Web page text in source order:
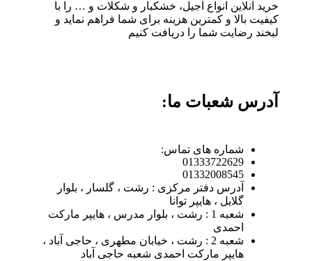
خرید آنلاین انواع آجیل، خشکبار و شکلات و … را با
کیفیت بالا و کمترین هزینه برای شما فراهم نماید و
لبخند رضایت شما را دریافت کنیم
آدرس شعبات ما:
شماره های تماس:
01333722629
01332008545
آدرس دفتر مرکزی : رشت ، گلسار ، بلوار
گلایل ، هایپر توانا
شعبه 1 : رشت ، بلوار مدرس ، هایپر مارکت
احمدی
شعبه 2 : رشت ، خیابان مطهری ، حاجی آباد ،
هایپر مارکت احمدی شعبه حاجی آباد